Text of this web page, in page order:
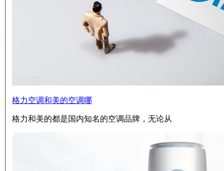
格力空调和美的空调哪
格力和美的都是国内知名的空调品牌，无论从